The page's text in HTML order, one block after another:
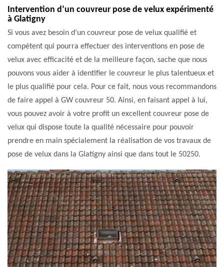
Intervention d’un couvreur pose de velux expérimenté
à Glatigny
Si vous avez besoin d’un couvreur pose de velux qualifié et
compétent qui pourra effectuer des interventions en pose de
velux avec efficacité et de la meilleure façon, sache que nous
pouvons vous aider à identifier le couvreur le plus talentueux et
le plus qualifié pour cela. Pour ce fait, nous vous recommandons
de faire appel à GW couvreur 50. Ainsi, en faisant appel à lui,
vous pouvez avoir à votre profit un excellent couvreur pose de
velux qui dispose toute la qualité nécessaire pour pouvoir
prendre en main spécialement la réalisation de vos travaux de
pose de velux dans la Glatigny ainsi que dans tout le 50250.